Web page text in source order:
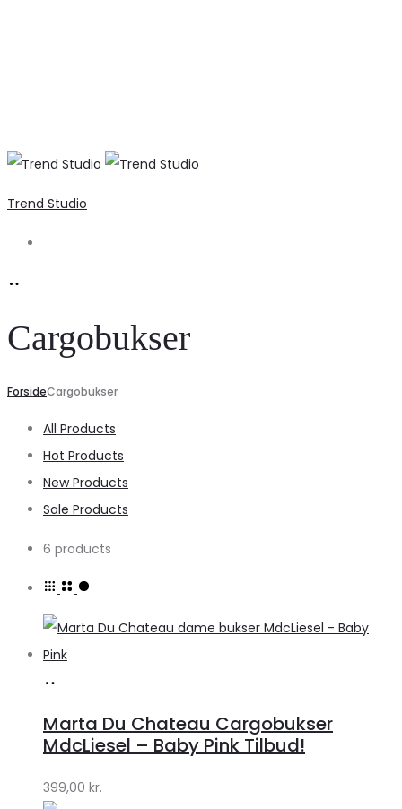
Trend Studio
Cargobukser
ForsideCargobukser
All Products
Hot Products
New Products
Sale Products
6 products
Klædeskabet.dk
Marta Du Chateau Cargobukser
MdcLiesel – Baby Pink Tilbud!
399,00 kr.